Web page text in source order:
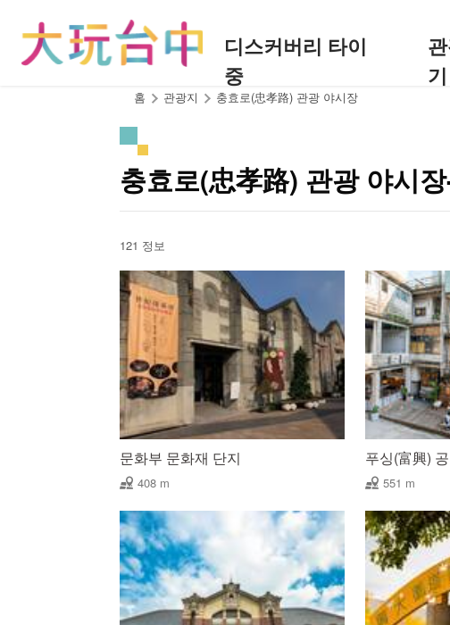
디스커버리 타이
중
기
홈 관광지 충효로(忠孝路) 관광 야시장
충효로(忠孝路) 관광 야시
121 정보
문화부 문화재 단지
408 m
푸싱(富興)
551 m